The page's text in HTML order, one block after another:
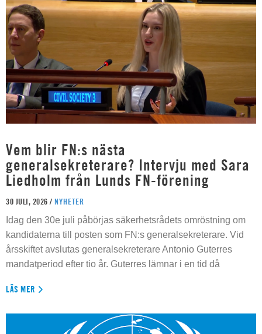
Vem blir FN:s nästa
generalsekreterare? Intervju med Sara
Liedholm från Lunds FN-förening
30 JULI, 2026 / NYHETER
Idag den 30e juli påbörjas säkerhetsrådets omröstning om
kandidaterna till posten som FN:s generalsekreterare. Vid
årsskiftet avslutas generalsekreterare Antonio Guterres
mandatperiod efter tio år. Guterres lämnar i en tid då
LÄS MER